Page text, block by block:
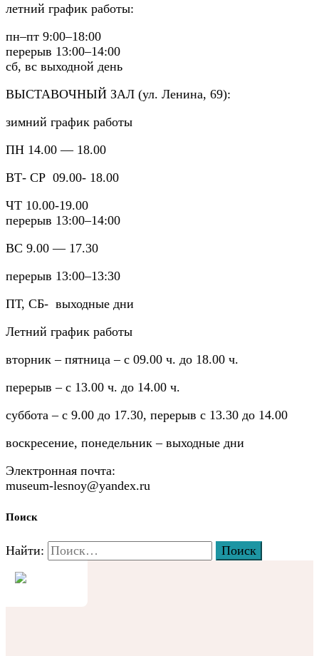
летний график работы:
пн–пт 9:00–18:00
перерыв 13:00–14:00
сб, вс выходной день
ВЫСТАВОЧНЫЙ ЗАЛ (ул. Ленина, 69):
зимний график работы
ПН 14.00 — 18.00
ВТ- СР 09.00- 18.00
ЧТ 10.00-19.00
перерыв 13:00–14:00
ВС 9.00 — 17.30
перерыв 13:00–13:30
ПТ, СБ- выходные дни
Летний график работы
вторник – пятница – с 09.00 ч. до 18.00 ч.
перерыв – с 13.00 ч. до 14.00 ч.
суббота – с 9.00 до 17.30, перерыв с 13.30 до 14.00
воскресение, понедельник – выходные дни
Электронная почта:
museum-lesnoy@yandex.ru
Поиск
Найти: